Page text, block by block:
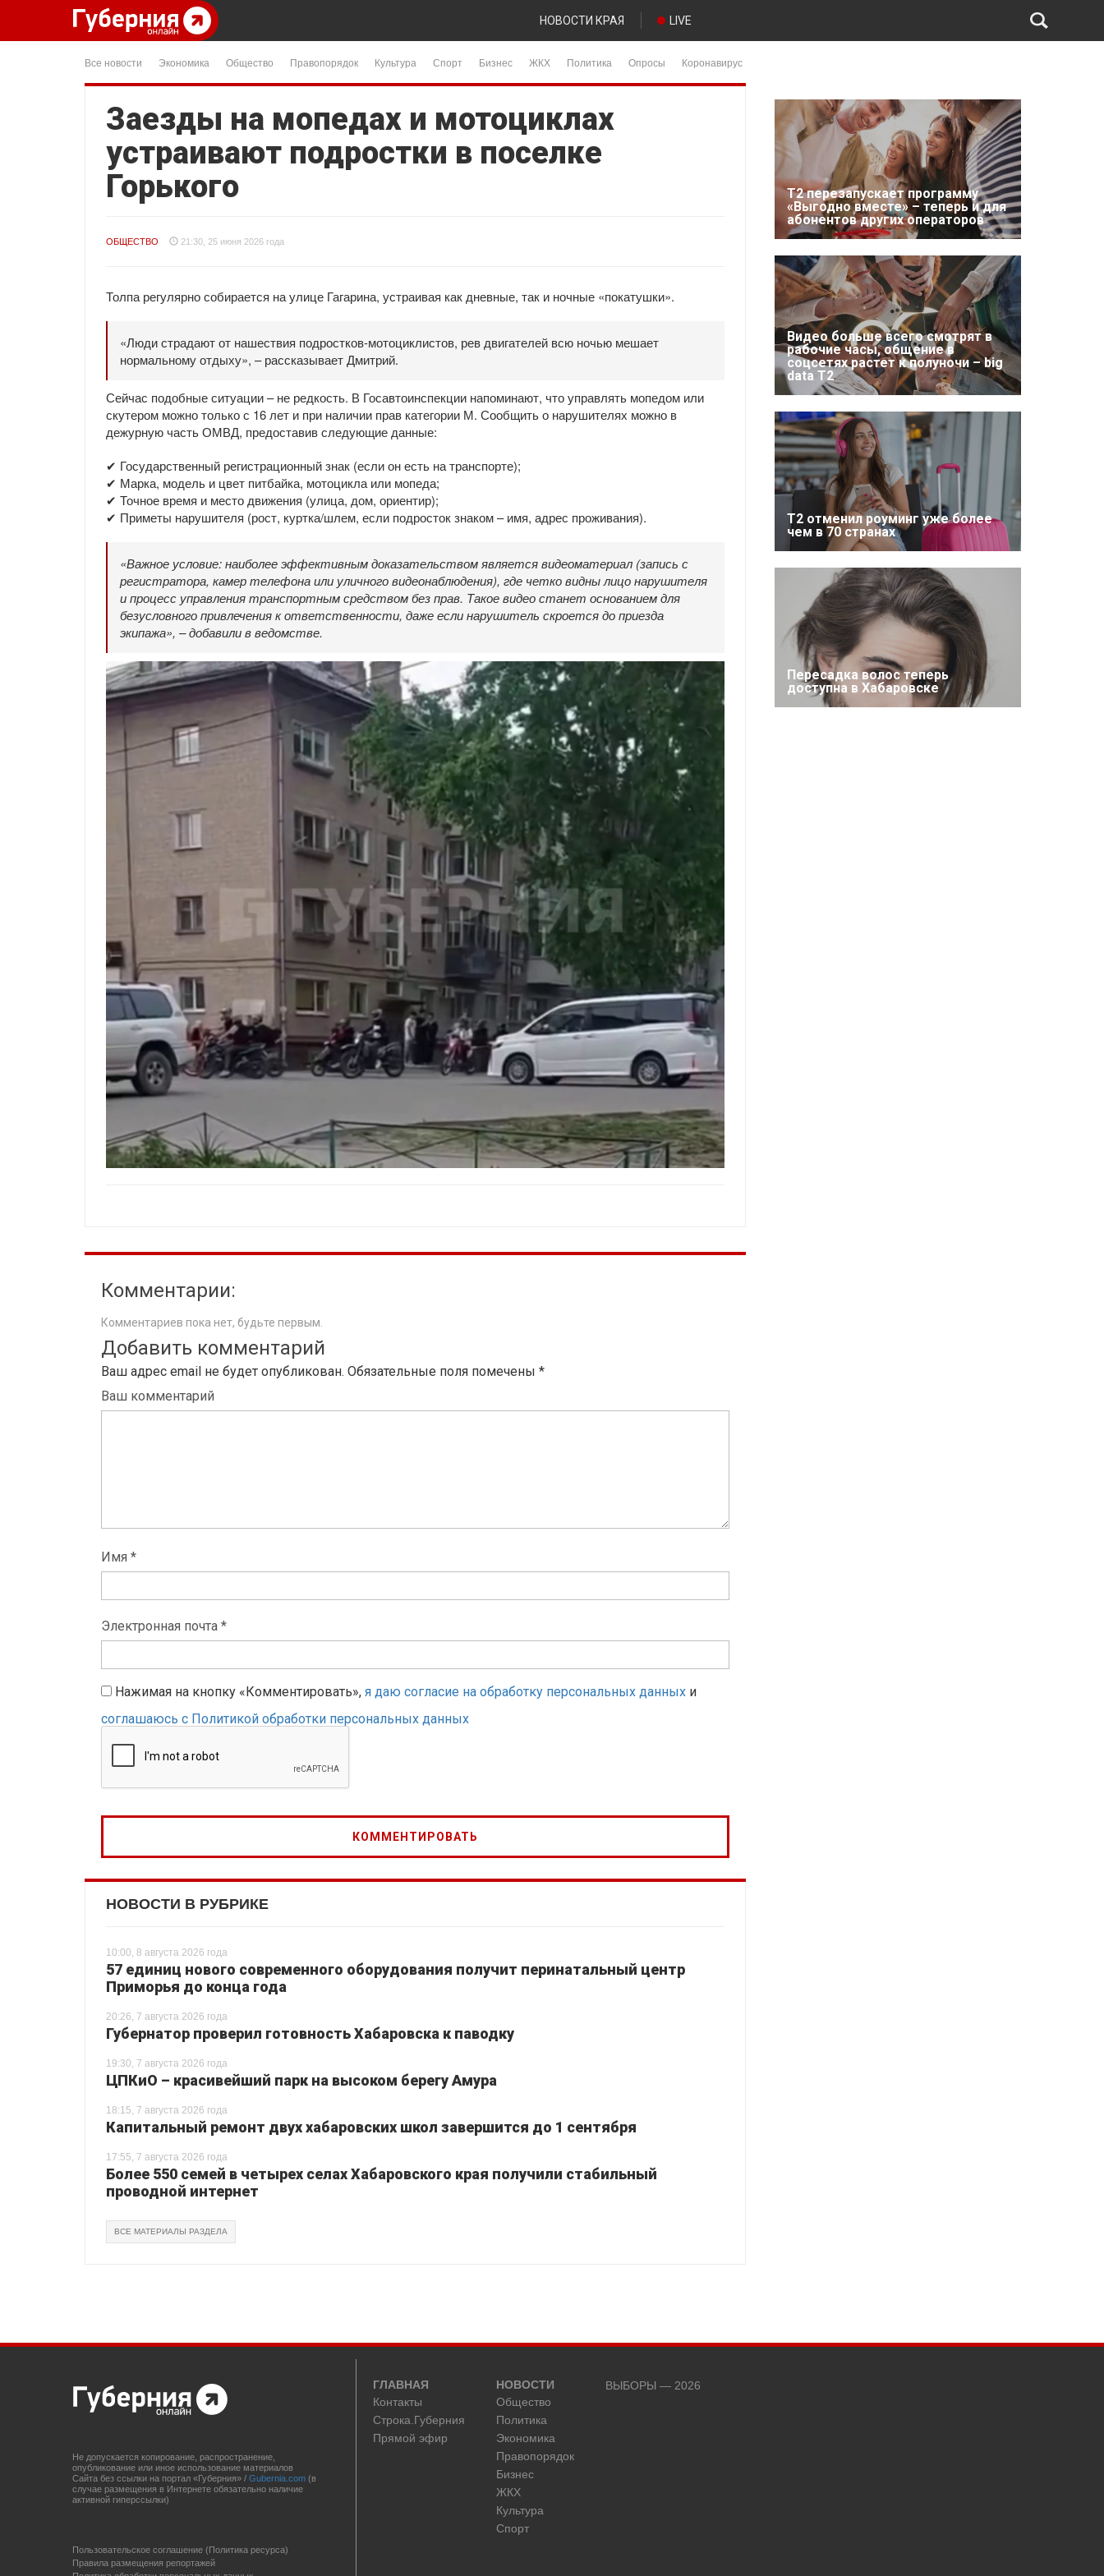
НОВОСТИ КРАЯ LIVE
Все новости Экономика Общество Правопорядок Культура Спорт Бизнес ЖКХ Политика Опросы Коронавирус
Заезды на мопедах и мотоциклах
устраивают подростки в поселке
Горького
ОБЩЕСТВО 21:30, 25 июня 2026 года
Толпа регулярно собирается на улице Гагарина, устраивая как дневные, так и ночные «покатушки».
«Люди страдают от нашествия подростков-мотоциклистов, рев двигателей всю ночью мешает
нормальному отдыху», – рассказывает Дмитрий.
Сейчас подобные ситуации – не редкость. В Госавтоинспекции напоминают, что управлять мопедом или
скутером можно только с 16 лет и при наличии прав категории М. Сообщить о нарушителях можно в
дежурную часть ОМВД, предоставив следующие данные:
✔ Государственный регистрационный знак (если он есть на транспорте);
✔ Марка, модель и цвет питбайка, мотоцикла или мопеда;
✔ Точное время и место движения (улица, дом, ориентир);
✔ Приметы нарушителя (рост, куртка/шлем, если подросток знаком – имя, адрес проживания).
«Важное условие: наиболее эффективным доказательством является видеоматериал (запись с
регистратора, камер телефона или уличного видеонаблюдения), где четко видны лицо нарушителя
и процесс управления транспортным средством без прав. Такое видео станет основанием для
безусловного привлечения к ответственности, даже если нарушитель скроется до приезда
экипажа», – добавили в ведомстве.
Комментарии:
Комментариев пока нет, будьте первым.
Добавить комментарий
Ваш адрес email не будет опубликован. Обязательные поля помечены *
Ваш комментарий
Имя *
Электронная почта *
Нажимая на кнопку «Комментировать», я даю согласие на обработку персональных данных и
соглашаюсь с Политикой обработки персональных данных
НОВОСТИ В РУБРИКЕ
10:00, 8 августа 2026 года
57 единиц нового современного оборудования получит перинатальный центр
Приморья до конца года
20:26, 7 августа 2026 года
Губернатор проверил готовность Хабаровска к паводку
19:30, 7 августа 2026 года
ЦПКиО – красивейший парк на высоком берегу Амура
18:15, 7 августа 2026 года
Капитальный ремонт двух хабаровских школ завершится до 1 сентября
17:55, 7 августа 2026 года
Более 550 семей в четырех селах Хабаровского края получили стабильный
проводной интернет
ВСЕ МАТЕРИАЛЫ РАЗДЕЛА
Т2 перезапускает программу
«Выгодно вместе» – теперь и для
абонентов других операторов
Видео больше всего смотрят в
рабочие часы, общение в
соцсетях растет к полуночи – big
data T2
Т2 отменил роуминг уже более
чем в 70 странах
Пересадка волос теперь
доступна в Хабаровске
Не допускается копирование, распространение,
опубликование или иное использование материалов
Сайта без ссылки на портал «Губерния» / Gubernia.com (в
случае размещения в Интернете обязательно наличие
активной гиперссылки)
Пользовательское соглашение (Политика ресурса)
Правила размещения репортажей
ГЛАВНАЯ
Контакты
Строка.Губерния
Прямой эфир
НОВОСТИ
Общество
Политика
Экономика
Правопорядок
Бизнес
ЖКХ
Культура
Спорт
ВЫБОРЫ — 2026